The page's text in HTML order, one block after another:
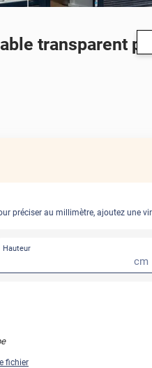
transparent
préciser au millimètre, ajoutez une
Hauteur
cm
fichier